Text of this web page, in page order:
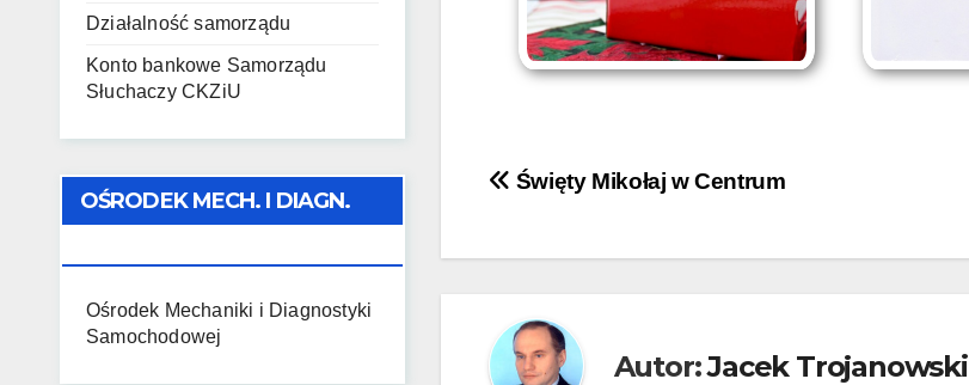
Działalność samorządu
Konto bankowe Samorządu
Słuchaczy CKZiU
OŚRODEK MECH. I DIAGN.
Ośrodek Mechaniki i Diagnostyki
Samochodowej
Nawigacja
Święty Mikołaj w Centrum
Autor:Jacek Trojanowski